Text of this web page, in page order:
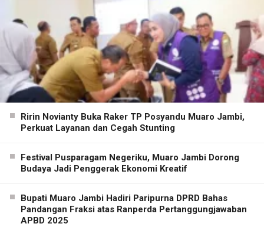
Ririn Novianty Buka Raker TP Posyandu Muaro Jambi,
Perkuat Layanan dan Cegah Stunting
Festival Pusparagam Negeriku, Muaro Jambi Dorong
Budaya Jadi Penggerak Ekonomi Kreatif
Bupati Muaro Jambi Hadiri Paripurna DPRD Bahas
Pandangan Fraksi atas Ranperda Pertanggungjawaban
APBD 2025